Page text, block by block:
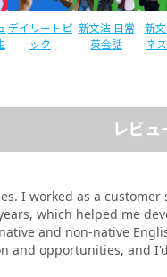
デイリートピ
ック
新文法 日常
英会話
新
ネ
スタディサプ
コース Daily
教材
英検®二次試
レビュ
I worked as a customer
which helped me
and non-native
and opportunities, and